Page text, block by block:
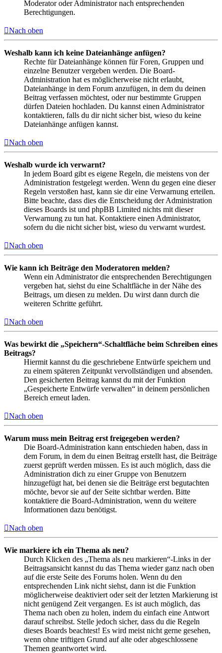
Moderator oder Administrator nach entsprechenden
Berechtigungen.
Nach oben
Weshalb kann ich keine Dateianhänge anfügen?
Rechte für Dateianhänge können für Foren, Gruppen und
einzelne Benutzer vergeben werden. Die Board-
Administration hat es möglicherweise nicht erlaubt,
Dateianhänge in dem Forum anzufügen, in dem du deinen
Beitrag verfassen möchtest, oder nur bestimmte Gruppen
dürfen Dateien hochladen. Du kannst einen Administrator
kontaktieren, falls du dir nicht sicher bist, wieso du keine
Dateianhänge anfügen kannst.
Nach oben
Weshalb wurde ich verwarnt?
In jedem Board gibt es eigene Regeln, die meistens von der
Administration festgelegt werden. Wenn du gegen eine dieser
Regeln verstoßen hast, kann sie dir eine Verwarnung erteilen.
Bitte beachte, dass dies die Entscheidung der Administration
dieses Boards ist und phpBB Limited nichts mit dieser
Verwarnung zu tun hat. Kontaktiere einen Administrator,
sofern du die nicht sicher bist, wieso du verwarnt wurdest.
Nach oben
Wie kann ich Beiträge den Moderatoren melden?
Wenn ein Administrator die entsprechenden Berechtigungen
vergeben hat, siehst du eine Schaltfläche in der Nähe des
Beitrags, um diesen zu melden. Du wirst dann durch die
weiteren Schritte geführt.
Nach oben
Was bewirkt die „Speichern“-Schaltfläche beim Schreiben eines
Beitrags?
Hiermit kannst du die geschriebene Entwürfe speichern und
zu einem späteren Zeitpunkt vervollständigen und absenden.
Den gesicherten Beitrag kannst du mit der Funktion
„Gespeicherte Entwürfe verwalten“ in deinem persönlichen
Bereich erneut laden.
Nach oben
Warum muss mein Beitrag erst freigegeben werden?
Die Board-Administration kann entschieden haben, dass in
dem Forum, in dem du einen Beitrag erstellt hast, die Beiträge
zuerst geprüft werden müssen. Es ist auch möglich, dass die
Administration dich zu einer Gruppe von Benutzern
hinzugefügt hat, bei denen sie die Beiträge erst begutachten
möchte, bevor sie auf der Seite sichtbar werden. Bitte
kontaktiere die Board-Administration, wenn du weitere
Informationen dazu benötigst.
Nach oben
Wie markiere ich ein Thema als neu?
Durch Klicken des „Thema als neu markieren“-Links in der
Beitragsansicht kannst du das Thema wieder ganz nach oben
auf die erste Seite des Forums holen. Wenn du den
entsprechenden Link nicht siehst, dann ist die Funktion
möglicherweise deaktiviert oder seit der letzten Markierung ist
nicht genügend Zeit vergangen. Es ist auch möglich, das
Thema nach oben zu holen, indem du einfach eine Antwort
darauf schreibst. Stelle jedoch sicher, dass du die Regeln
dieses Boards beachtest! Es wird meist nicht gerne gesehen,
wenn ohne triftigen Grund auf alte oder abgeschlossene
Themen geantwortet wird.